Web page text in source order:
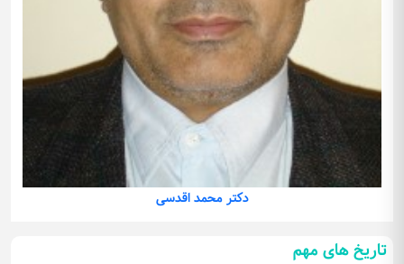
دکتر محمد اقدسی
تاریخ های مهم